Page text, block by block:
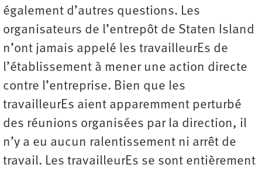
également d’autres questions. Les
organisateurs de l’entrepôt de Staten Island
n’ont jamais appelé les travailleurEs de
l’établissement à mener une action directe
contre l’entreprise. Bien que les
travailleurEs aient apparemment perturbé
des réunions organisées par la direction, il
n’y a eu aucun ralentissement ni arrêt de
travail. Les travailleurEs se sont entièrement